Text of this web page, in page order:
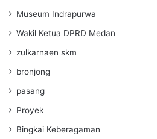
Museum Indrapurwa
Wakil Ketua DPRD Medan
zulkarnaen skm
bronjong
pasang
Proyek
Bingkai Keberagaman